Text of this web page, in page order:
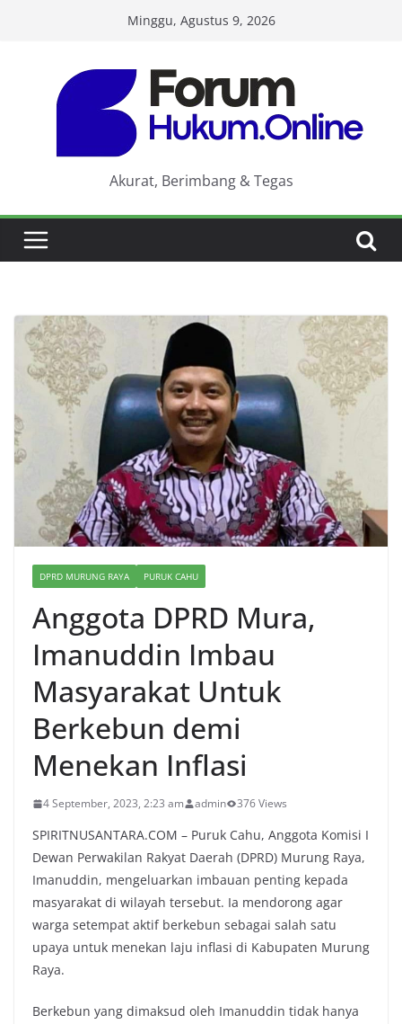
Minggu, Agustus 9, 2026
Akurat, Berimbang & Tegas
DPRD MURUNG RAYA PURUK CAHU
Anggota DPRD Mura,
Imanuddin Imbau
Masyarakat Untuk
Berkebun demi
Menekan Inflasi
4 September, 2023, 2:23 am admin 376 Views
SPIRITNUSANTARA.COM – Puruk Cahu, Anggota Komisi I
Dewan Perwakilan Rakyat Daerah (DPRD) Murung Raya,
Imanuddin, mengeluarkan imbauan penting kepada
masyarakat di wilayah tersebut. Ia mendorong agar
warga setempat aktif berkebun sebagai salah satu
upaya untuk menekan laju inflasi di Kabupaten Murung
Raya.
Berkebun yang dimaksud oleh Imanuddin tidak hanya